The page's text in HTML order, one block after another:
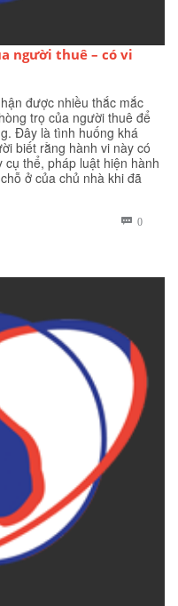
người thuê – có vi
được nhiều thắc mắc
trọ của người thuê để
Đây là tình huống khá
biết rằng hành vi này có
thể, pháp luật hiện hành
ở của chủ nhà khi đã
 0BÌNH